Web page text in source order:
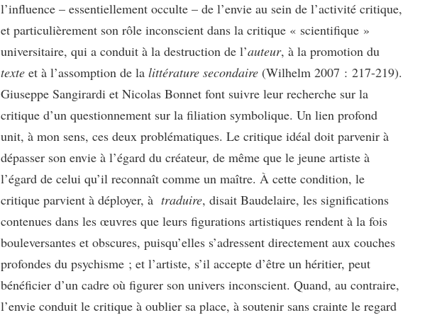
l’influence – essentiellement occulte – de l’envie au sein de l’activité critique,
et particulièrement son rôle inconscient dans la critique « scientifique »
universitaire, qui a conduit à la destruction de l’auteur, à la promotion du
texte et à l’assomption de la littérature secondaire (Wilhelm 2007 : 217-219).
Giuseppe Sangirardi et Nicolas Bonnet font suivre leur recherche sur la
critique d’un questionnement sur la filiation symbolique. Un lien profond
unit, à mon sens, ces deux problématiques. Le critique idéal doit parvenir à
dépasser son envie à l’égard du créateur, de même que le jeune artiste à
l’égard de celui qu’il reconnaît comme un maître. À cette condition, le
critique parvient à déployer, à traduire, disait Baudelaire, les significations
contenues dans les œuvres que leurs figurations artistiques rendent à la fois
bouleversantes et obscures, puisqu’elles s’adressent directement aux couches
profondes du psychisme ; et l’artiste, s’il accepte d’être un héritier, peut
bénéficier d’un cadre où figurer son univers inconscient. Quand, au contraire,
l’envie conduit le critique à oublier sa place, à soutenir sans crainte le regard